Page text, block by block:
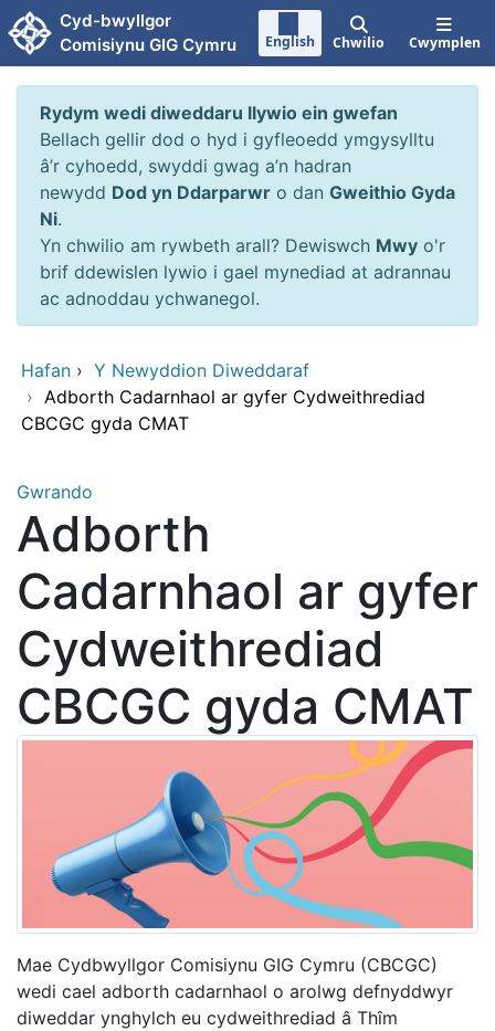
Neidio i'r prif gynnwy
Cyd-bwyllgor
Comisiynu GIG Cymru
English Chwilio Cwymplen
Rydym wedi diweddaru llywio ein gwefan
Bellach gellir dod o hyd i gyfleoedd ymgysylltu
â’r cyhoedd, swyddi gwag a’n hadran
newydd Dod yn Ddarparwr o dan Gweithio Gyda
Ni.
Yn chwilio am rywbeth arall? Dewiswch Mwy o'r
brif ddewislen lywio i gael mynediad at adrannau
ac adnoddau ychwanegol.
Hafan › Y Newyddion Diweddaraf
› Adborth Cadarnhaol ar gyfer Cydweithrediad
CBCGC gyda CMAT
Gwrando
Adborth
Cadarnhaol ar gyfer
Cydweithrediad
CBCGC gyda CMAT
Mae Cydbwyllgor Comisiynu GIG Cymru (CBCGC)
wedi cael adborth cadarnhaol o arolwg defnyddwyr
diweddar ynghylch eu cydweithrediad â Thîm